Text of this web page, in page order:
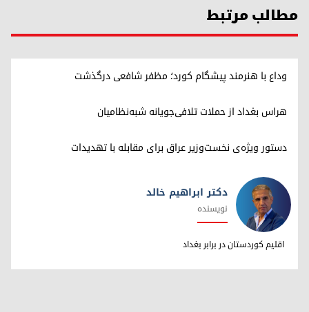
مطالب مرتبط
وداع با هنرمند پیشگام کورد؛ مظفر شافعی درگذشت
هراس بغداد از حملات تلافی‌جویانه شبه‌نظامیان
دستور ویژه‌ی نخست‌وزیر عراق برای مقابله با تهدیدات
دکتر ابراهیم خالد
دکتر ابراهیم خالد
نویسنده
اقلیم کوردستان در برابر بغداد